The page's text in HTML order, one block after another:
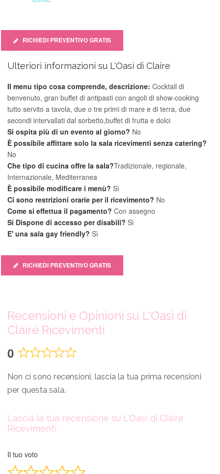
RICHIEDI PREVENTIVO GRATIS
Ulteriori informazioni su L'Oasi di Claire
Il menu tipo cosa comprende, descrizione: Cocktail di
benvenuto, gran buffet di antipasti con angoli di show-cooking
tutto servito a tavola, due o tre primi di mare e di terra, due
secondi intervallati dal sorbetto,buffet di frutta e dolci
Si ospita più di un evento al giorno? No
È possibile affittare solo la sala ricevimenti senza catering?
No
Che tipo di cucina offre la sala?Tradizionale, regionale,
Internazionale, Mediterranea
È possibile modificare i menù? Sì
Ci sono restrizioni orarie per il ricevimento? No
Come si effettua il pagamento? Con assegno
Si Dispone di accesso per disabili? Sì
E' una sala gay friendly? Sì
RICHIEDI PREVENTIVO GRATIS
Recensioni e Opinioni su L'Oasi di
Claire Ricevimenti
0 Rated
out
of
Non ci sono recensioni, lascia la tua prima recensioni
per questa sala.
Lascia la tua recensione su L'Oasi di Claire
Ricevimenti
Il tuo voto